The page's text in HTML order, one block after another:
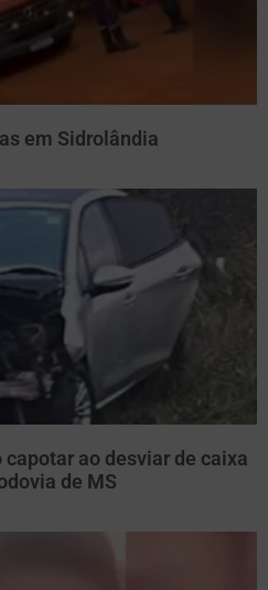
em Sidrolândia
ao desviar de caixa
de MS